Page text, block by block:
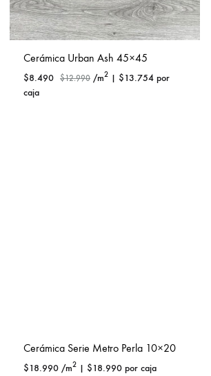
Cerámica Urban Ash 45×45
$8.490 $12.990 /m2 | $13.754 por
caja
Cerámica Serie Metro Perla 10×20
$18.990 /m2 | $18.990 por caja